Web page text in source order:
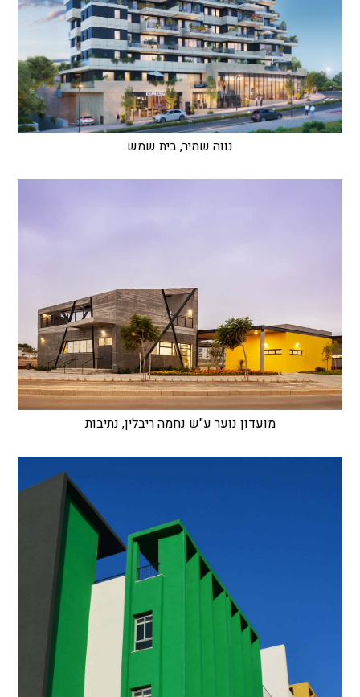
נווה שמיר, בית שמש
מועדון נוער ע"ש נחמה ריבלין, נתיבות